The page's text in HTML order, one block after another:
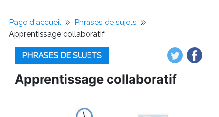
Page d'accueil
Phrases de sujets
Apprentissage collaboratif
PHRASES DE SUJETS
Apprentissage collaboratif